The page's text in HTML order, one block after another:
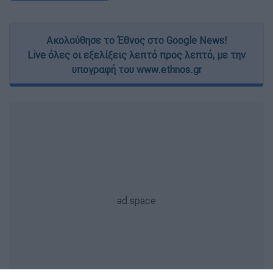
Ακολούθησε το Έθνος στο Google News!
Live όλες οι εξελίξεις λεπτό προς λεπτό, με την
υπογραφή του www.ethnos.gr